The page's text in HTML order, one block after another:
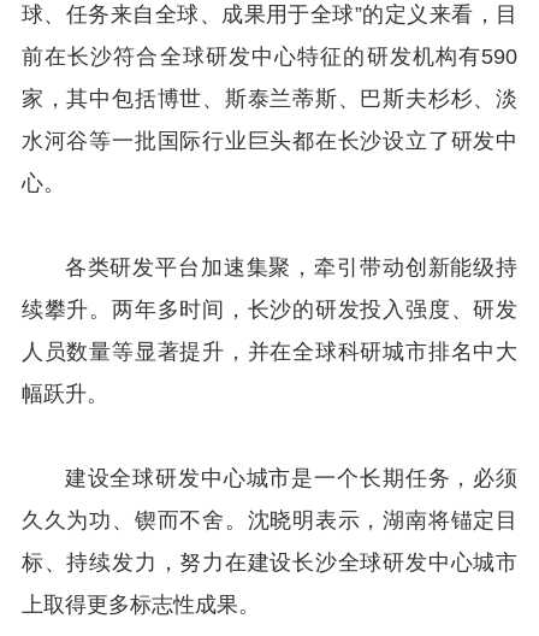
球、任务来自全球、成果用于全球”的定义来看，目
前在长沙符合全球研发中心特征的研发机构有590
家，其中包括博世、斯泰兰蒂斯、巴斯夫杉杉、淡
水河谷等一批国际行业巨头都在长沙设立了研发中
心。
各类研发平台加速集聚，牵引带动创新能级持
续攀升。两年多时间，长沙的研发投入强度、研发
人员数量等显著提升，并在全球科研城市排名中大
幅跃升。
建设全球研发中心城市是一个长期任务，必须
久久为功、锲而不舍。沈晓明表示，湖南将锚定目
标、持续发力，努力在建设长沙全球研发中心城市
上取得更多标志性成果。